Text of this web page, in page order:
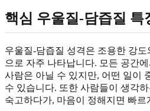
핵심 우울질-담즙질 특
우울질-담즙질 성격은 조용한 강
으로 자주 나타납니다. 모든 공간
사람은 아닐 수 있지만, 어떤 일이
수 있습니다. 또한 사람들이 생각
숙고하다가, 마음이 정해지면 빠르